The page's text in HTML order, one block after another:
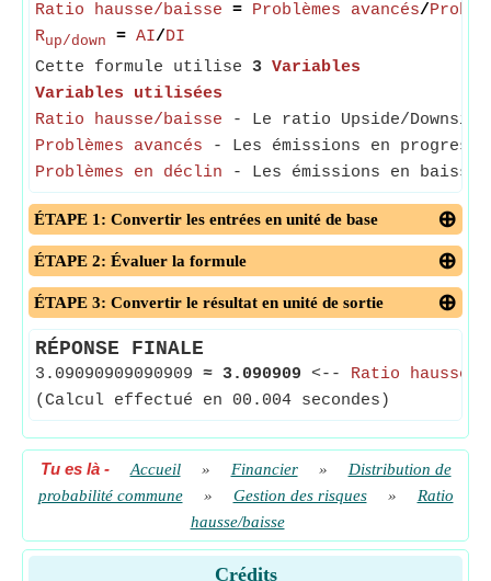
Ratio hausse/baisse = Problèmes avancés/
Rup/down = AI/DI
Cette formule utilise 3 Variables
Variables utilisées
Ratio hausse/baisse - Le ratio Upside/
Problèmes avancés - Les émissions en
Problèmes en déclin - Les émissions en
ÉTAPE 1: Convertir les entrées en unité de base
ÉTAPE 2: Évaluer la formule
ÉTAPE 3: Convertir le résultat en unité de sortie
RÉPONSE FINALE
3.09090909090909 ≈ 3.090909 <-- Ratio hausse/
(Calcul effectué en 00.004 secondes)
Tu es là- Accueil » Financier »
Distribution de
probabilité commune
» Gestion des risques »
Ratio
hausse/baisse
Crédits